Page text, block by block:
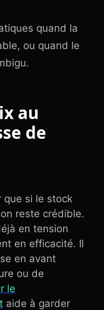
quand la
ou quand le
au
de
que si le stock
reste crédible.
en tension
en efficacité. Il
en avant
ou de
le
aide à garder